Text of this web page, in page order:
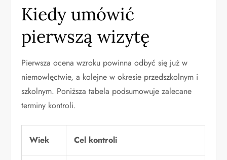
Kiedy umówić
pierwszą wizytę
Pierwsza ocena wzroku powinna odbyć się już w
niemowlęctwie, a kolejne w okresie przedszkolnym i
szkolnym. Poniższa tabela podsumowuje zalecane
terminy kontroli.
Wiek Cel kontroli